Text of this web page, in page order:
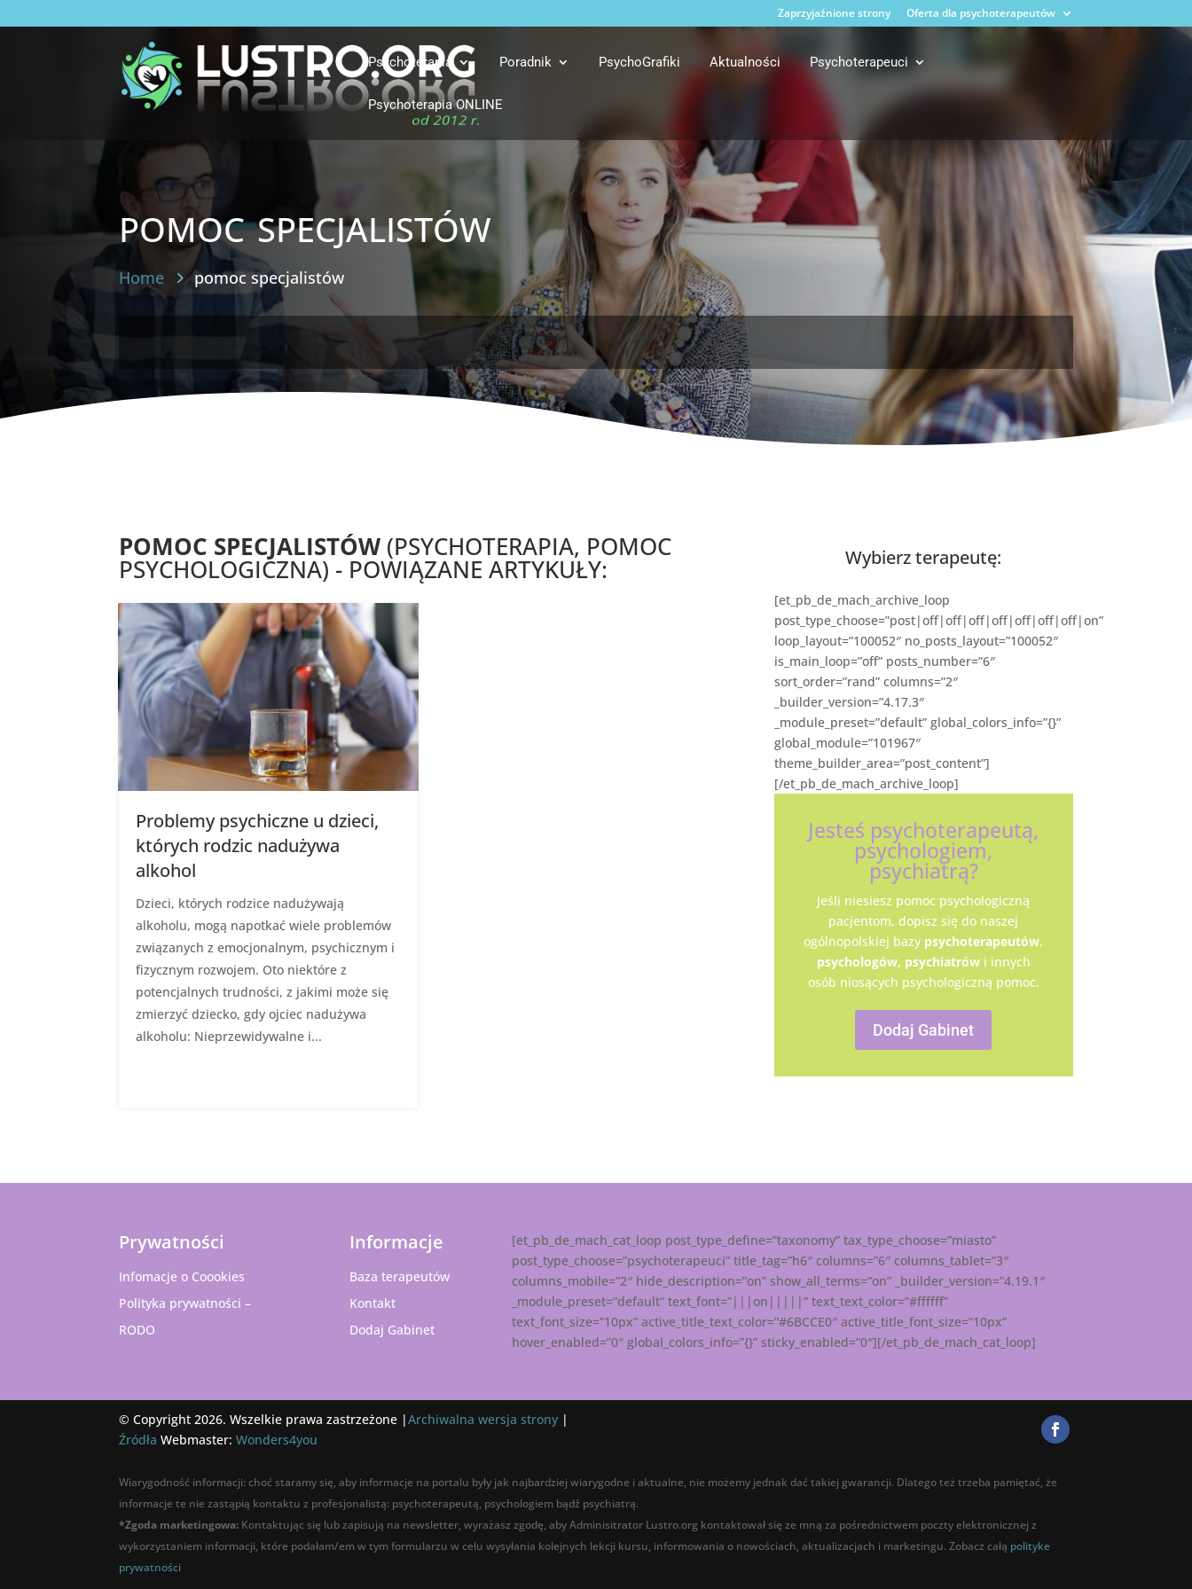
Zaprzyjaźnione strony Oferta dla psychoterapeutów
Psychoterapia Poradnik PsychoGrafiki Aktualności Psychoterapeuci
Psychoterapia ONLINE
pomoc specjalistów
Home pomoc specjalistów
POMOC SPECJALISTÓW (PSYCHOTERAPIA, POMOC
PSYCHOLOGICZNA) - POWIĄZANE ARTYKUŁY:
Problemy psychiczne u dzieci,
których rodzic nadużywa
alkohol
Dzieci, których rodzice nadużywają
alkoholu, mogą napotkać wiele problemów
związanych z emocjonalnym, psychicznym i
fizycznym rozwojem. Oto niektóre z
potencjalnych trudności, z jakimi może się
zmierzyć dziecko, gdy ojciec nadużywa
alkoholu: Nieprzewidywalne i...
Wybierz terapeutę:
[et_pb_de_mach_archive_loop
post_type_choose=”post|off|off|off|off|off|off|off|on”
loop_layout=”100052″ no_posts_layout=”100052″
is_main_loop=”off” posts_number=”6″
sort_order=”rand” columns=”2″
_builder_version=”4.17.3″
_module_preset=”default” global_colors_info=”{}”
global_module=”101967″
theme_builder_area=”post_content”]
[/et_pb_de_mach_archive_loop]
Jesteś psychoterapeutą,
psychologiem,
psychiatrą?
Jeśli niesiesz pomoc psychologiczną
pacjentom, dopisz się do naszej
ogólnopolskiej bazy psychoterapeutów,
psychologów, psychiatrówi innych
osób niosących psychologiczną pomoc.
Dodaj Gabinet
Prywatności
Infomacje o Coookies
Polityka prywatności –
RODO
Informacje
Baza terapeutów
Kontakt
Dodaj Gabinet
[et_pb_de_mach_cat_loop post_type_define=”taxonomy” tax_type_choose=”miasto”
post_type_choose=”psychoterapeuci” title_tag=”h6″ columns=”6″ columns_tablet=”3″
columns_mobile=”2″ hide_description=”on” show_all_terms=”on” _builder_version=”4.19.1″
_module_preset=”default” text_font=”|||on|||||” text_text_color=”#ffffff”
text_font_size=”10px” active_title_text_color=”#6BCCE0″ active_title_font_size=”10px”
hover_enabled=”0″ global_colors_info=”{}” sticky_enabled=”0″][/et_pb_de_mach_cat_loop]
© Copyright 2026. Wszelkie prawa zastrzeżone |Archiwalna wersja strony |
Źródła Webmaster:Wonders4you
Wiarygodność informacji: choć staramy się, aby informacje na portalu były jak najbardziej wiarygodne i aktualne, nie możemy jednak dać takiej gwarancji. Dlatego też trzeba pamiętać, że
informacje te nie zastąpią kontaktu z profesjonalistą: psychoterapeutą, psychologiem bądź psychiatrą.
*Zgoda marketingowa: Kontaktując się lub zapisują na newsletter, wyrażasz zgodę, aby Adminisitrator Lustro.org kontaktował się ze mną za pośrednictwem poczty elektronicznej z
wykorzystaniem informacji, które podałam/em w tym formularzu w celu wysyłania kolejnych lekcji kursu, informowania o nowościach, aktualizacjach i marketingu. Zobacz całą polityke
prywatności